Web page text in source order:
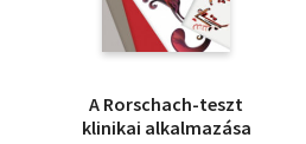
A Rorschach-teszt
klinikai alkalmazása